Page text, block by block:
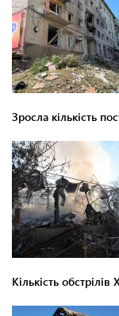
Зросла кількість
Кількість